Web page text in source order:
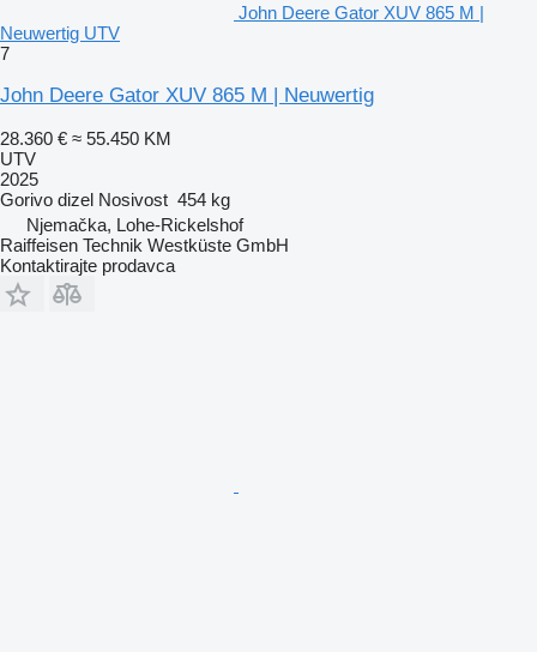
John Deere Gator XUV 865 M |
Neuwertig UTV
7
John Deere Gator XUV 865 M | Neuwertig
28.360 € ≈ 55.450 KM
UTV
2025
Gorivo dizel Nosivost 454 kg
Njemačka, Lohe-Rickelshof
Raiffeisen Technik Westküste GmbH
Kontaktirajte prodavca